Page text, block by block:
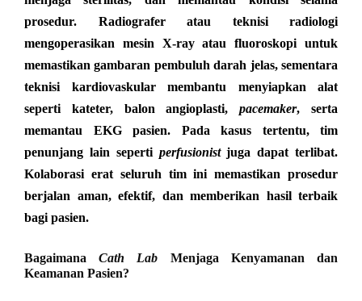
prosedur. Radiografer atau teknisi radiologi
mengoperasikan mesin X-ray atau fluoroskopi untuk
memastikan gambaran pembuluh darah jelas, sementara
teknisi kardiovaskular membantu menyiapkan alat
seperti kateter, balon angioplasti,pacemaker, serta
memantau EKG pasien. Pada kasus tertentu, tim
penunjang lain seperti perfusionistjuga dapat terlibat.
Kolaborasi erat seluruh tim ini memastikan prosedur
berjalan aman, efektif, dan memberikan hasil terbaik
bagi pasien.
BagaimanaCath Lab Menjaga Kenyamanan dan
Keamanan Pasien?